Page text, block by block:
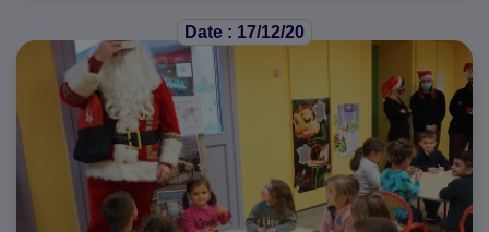
Date : 17/12/20